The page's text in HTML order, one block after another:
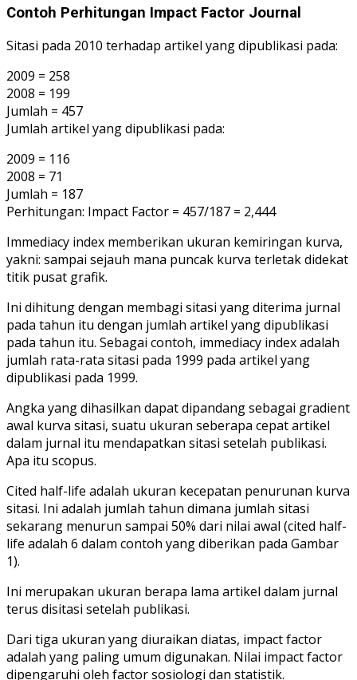
Contoh Perhitungan Impact Factor Journal
Sitasi pada 2010 terhadap artikel yang dipublikasi pada:
2009 = 258
2008 = 199
Jumlah = 457
Jumlah artikel yang dipublikasi pada:
2009 = 116
2008 = 71
Jumlah = 187
Perhitungan: Impact Factor = 457/187 = 2,444
Immediacy index memberikan ukuran kemiringan kurva,
yakni: sampai sejauh mana puncak kurva terletak didekat
titik pusat grafik.
Ini dihitung dengan membagi sitasi yang diterima jurnal
pada tahun itu dengan jumlah artikel yang dipublikasi
pada tahun itu. Sebagai contoh, immediacy index adalah
jumlah rata-rata sitasi pada 1999 pada artikel yang
dipublikasi pada 1999.
Angka yang dihasilkan dapat dipandang sebagai gradient
awal kurva sitasi, suatu ukuran seberapa cepat artikel
dalam jurnal itu mendapatkan sitasi setelah publikasi.
Apa itu scopus.
Cited half-life adalah ukuran kecepatan penurunan kurva
sitasi. Ini adalah jumlah tahun dimana jumlah sitasi
sekarang menurun sampai 50% dari nilai awal (cited half-
life adalah 6 dalam contoh yang diberikan pada Gambar
1).
Ini merupakan ukuran berapa lama artikel dalam jurnal
terus disitasi setelah publikasi.
Dari tiga ukuran yang diuraikan diatas, impact factor
adalah yang paling umum digunakan. Nilai impact factor
dipengaruhi oleh factor sosiologi dan statistik.